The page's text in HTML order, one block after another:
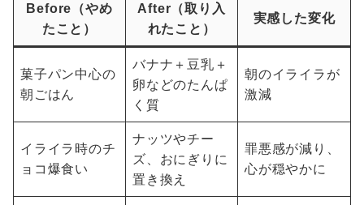
Before（やめ
たこと）
After（取り入
れたこと）
実感した変化
菓子パン中心の
朝ごはん
バナナ＋豆乳＋
卵などのたんぱ
く質
朝のイライラが
激減
イライラ時のチ
ョコ爆食い
ナッツやチー
ズ、おにぎりに
置き換え
罪悪感が減り、
心が穏やかに